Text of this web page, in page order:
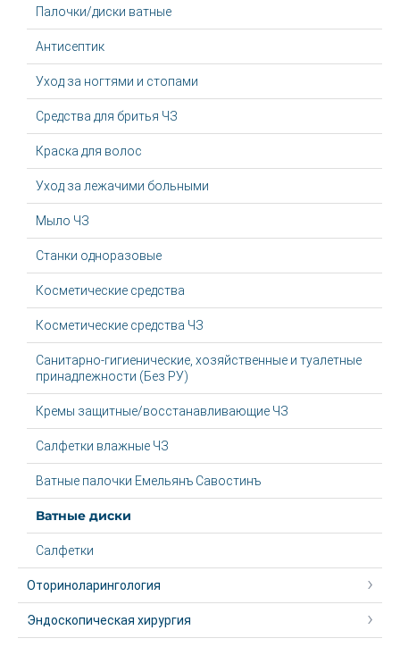
Палочки/диски ватные
Антисептик
Уход за ногтями и стопами
Средства для бритья ЧЗ
Краска для волос
Уход за лежачими больными
Мыло ЧЗ
Станки одноразовые
Косметические средства
Косметические средства ЧЗ
Санитарно-гигиенические, хозяйственные и туалетные
принадлежности (Без РУ)
Кремы защитные/восстанавливающие ЧЗ
Салфетки влажные ЧЗ
Ватные палочки Емельянъ Савостинъ
Ватные диски
Салфетки
Оториноларингология
Эндоскопическая хирургия